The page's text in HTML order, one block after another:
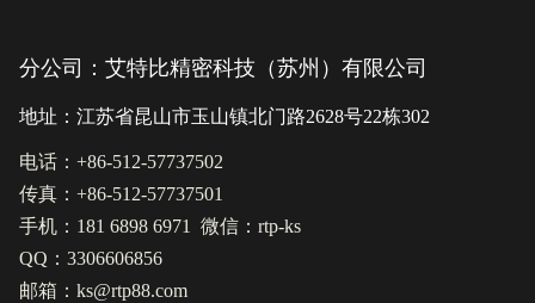
分公司：艾特比精密科技（苏州）有限公司
地址：江苏省昆山市玉山镇北门路2628号22栋302
电话：+86-512-57737502
传真：+86-512-57737501
手机：181 6898 6971 微信：rtp-ks
QQ：3306606856
邮箱：ks@rtp88.com